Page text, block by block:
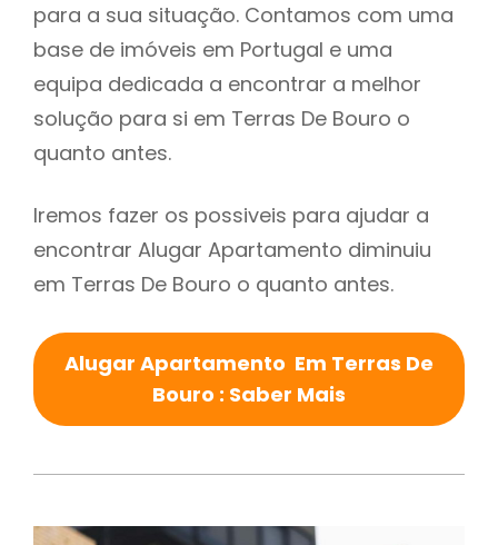
para a sua situação. Contamos com uma
base de imóveis em Portugal e uma
equipa dedicada a encontrar a melhor
solução para si em Terras De Bouro o
quanto antes.
Iremos fazer os possiveis para ajudar a
encontrar Alugar Apartamento diminuiu
em Terras De Bouro o quanto antes.
Alugar Apartamento Em Terras De
Bouro : Saber Mais